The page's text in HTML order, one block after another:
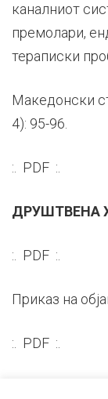
каналниот
премолари,
тераписки
Македонски
4): 95-96.
:. PDF :.
ДРУШТВЕНА
:. PDF :.
Приказ на
:. PDF :.